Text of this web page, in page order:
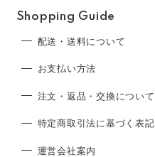
Shopping Guide
配送・送料について
お支払い方法
注文・返品・交換について
特定商取引法に基づく表記
運営会社案内